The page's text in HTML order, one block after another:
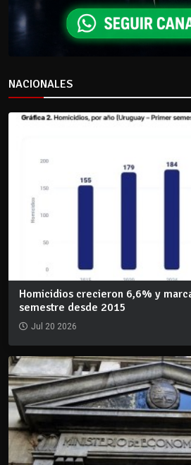
NACIONALES
Homicidios crecieron 6,6% y
semestre desde 2015
Jul 20 2026